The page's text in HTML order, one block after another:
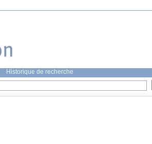
Historique de recherche